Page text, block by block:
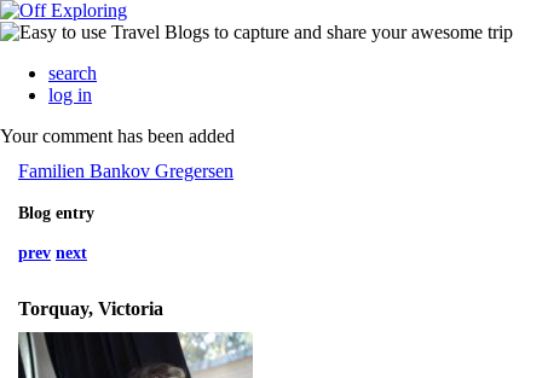
search
log in
Your comment has been added
Familien Bankov Gregersen
Blog entry
prev next
Torquay, Victoria